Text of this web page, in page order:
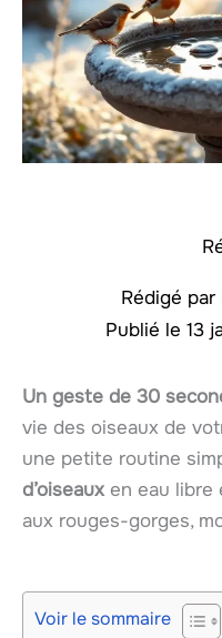
13
Un geste de 30
vie des oiseaux de
une petite routine
d’oiseauxen eau libre
aux rouges-gorges,
Voir le sommaire